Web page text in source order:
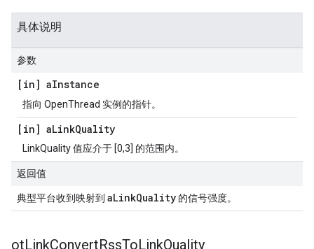
具体说明
参数
[in] aInstance
指向 OpenThread 实例的指针。
[in] aLinkQuality
LinkQuality 值应介于 [0,3] 的范围内。
返回值
典型平台收到映射到 aLinkQuality 的信号强度。
otLinkConvertRssToLinkQuality